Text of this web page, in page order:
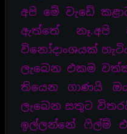
අපි මේ වැඩේ
ඇත්තේ නෑ.අපි
විනෝදාංශයක්
ලැබෙන එකම
තියෙන ගාණයි
ලැබෙන සතුට
ඉල්ලන්නේ ෆිල්ම්